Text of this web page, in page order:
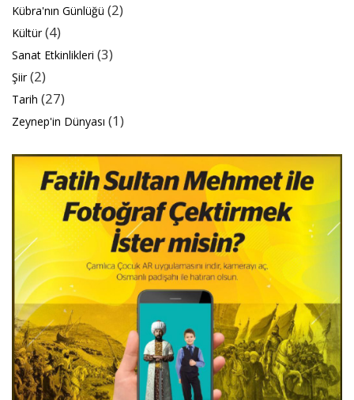
Kübra'nın Günlüğü (2)
Kültür(4)
Sanat Etkinlikleri (3)
Şiir(2)
Tarih (27)
Zeynep'in Dünyası (1)